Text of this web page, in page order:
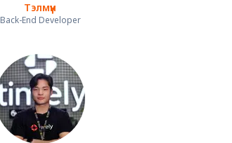
Тэлмүүн
Back-End Developer